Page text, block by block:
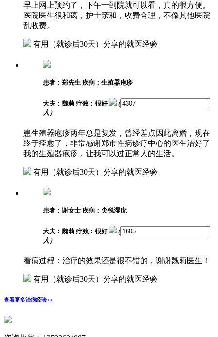
早上网上预约了，下午一到院就可以看，真的很方便。
医院医生很和蔼，护士亲和，收费合理，不像其他医院
乱收费。
有用 （就诊后30天）分享的就医经验
患者：郑先生 疾病：生殖器疱疹
大夫：魏莉 疗效：很好
(
人）
患生殖器疱疹两年总是复发，曾经差点因此离婚，现在
终于痊愈了，非常感谢郑市性病诊疗中心的医生治好了
我的生殖器疱疹，让我可以过正常人的生活。
有用 （就诊后30天）分享的就医经验
患者：谢女士 疾病：尖锐湿疣
大夫：魏莉 疗效：很好
(
人）
看病过程：治疗的效果还是很不错的，谢谢魏莉医生！
有用 （就诊后30天）分享的就医经验
查看更多治病经验>>